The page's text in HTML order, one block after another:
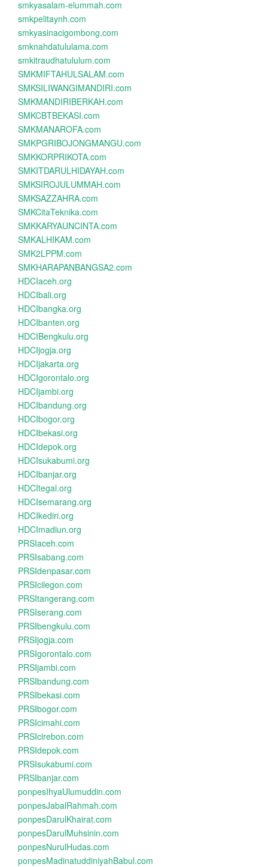
smkyasalam-elummah.com
smkpelitaynh.com
smkyasinacigombong.com
smknahdatululama.com
smkitraudhatululum.com
SMKMIFTAHULSALAM.com
SMKSILIWANGIMANDIRI.com
SMKMANDIRIBERKAH.com
SMKCBTBEKASI.com
SMKMANAROFA.com
SMKPGRIBOJONGMANGU.com
SMKKORPRIKOTA.com
SMKITDARULHIDAYAH.com
SMKSIROJULUMMAH.com
SMKSAZZAHRA.com
SMKCitaTeknika.com
SMKKARYAUNCINTA.com
SMKALHIKAM.com
SMK2LPPM.com
SMKHARAPANBANGSA2.com
HDCIaceh.org
HDCIbali.org
HDCIbangka.org
HDCIbanten.org
HDCIBengkulu.org
HDCIjogja.org
HDCIjakarta.org
HDCIgorontalo.org
HDCIjambi.org
HDCIbandung.org
HDCIbogor.org
HDCIbekasi.org
HDCIdepok.org
HDCIsukabumi.org
HDCIbanjar.org
HDCItegal.org
HDCIsemarang.org
HDCIkediri.org
HDCImadiun.org
PRSIaceh.com
PRSIsabang.com
PRSIdenpasar.com
PRSIcilegon.com
PRSItangerang.com
PRSIserang.com
PRSIbengkulu.com
PRSIjogja.com
PRSIgorontalo.com
PRSIjambi.com
PRSIbandung.com
PRSIbekasi.com
PRSIbogor.com
PRSIcimahi.com
PRSIcirebon.com
PRSIdepok.com
PRSIsukabumi.com
PRSIbanjar.com
ponpesIhyaUlumuddin.com
ponpesJabalRahmah.com
ponpesDarulKhairat.com
ponpesDarulMuhsinin.com
ponpesNurulHudas.com
ponpesMadinatuddiniyahBabul.com